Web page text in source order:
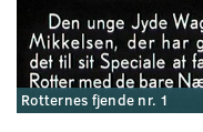
Rotternes fjende nr. 1